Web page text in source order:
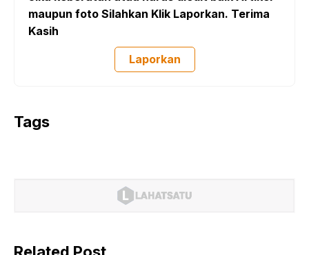
maupun foto Silahkan Klik Laporkan. Terima
Kasih
Laporkan
Tags